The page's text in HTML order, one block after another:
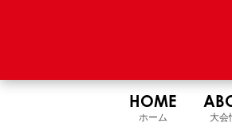
HOME
ホーム 大会